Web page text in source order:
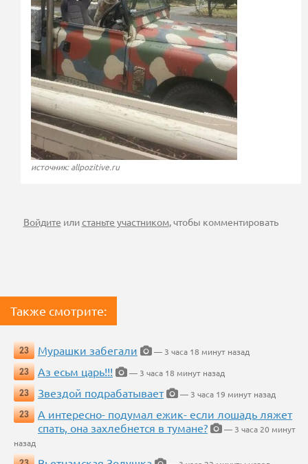
источник: allpozitive.ru
Войдите илистаньте участником, чтобы комментировать
Также смотрите:
23 Мурашки забегали
— 3 часа 18 минут назад
23
Аз есьм царь!!!
— 3 часа 18 минут назад
23
Звездой подрабатывает
— 3 часа 19 минут назад
23
А интересно- подумал ежик- если лошадь ляжет
спать, она захлебнется в тумане?
— 3 часа 20 минут
назад